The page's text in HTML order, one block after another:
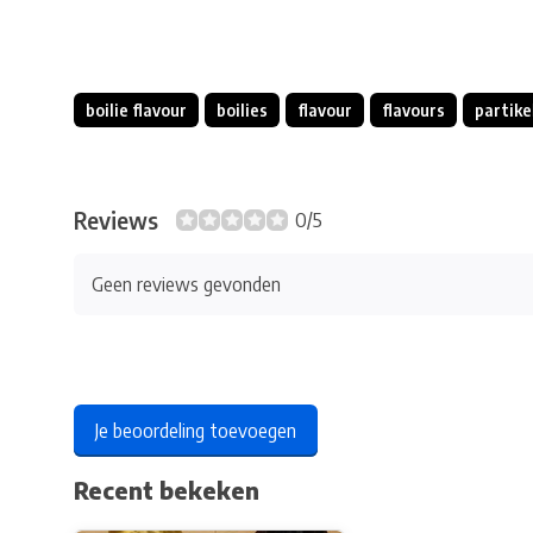
boilie flavour boilies flavour flavours
Reviews 0/5
Geen reviews gevonden
Je beoordeling toevoegen
Recent bekeken